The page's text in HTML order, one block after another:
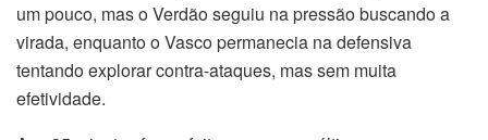
um pouco, mas o Verdão seguiu na pressão buscando a
virada, enquanto o Vasco permanecia na defensiva
tentando explorar contra-ataques, mas sem muita
efetividade.